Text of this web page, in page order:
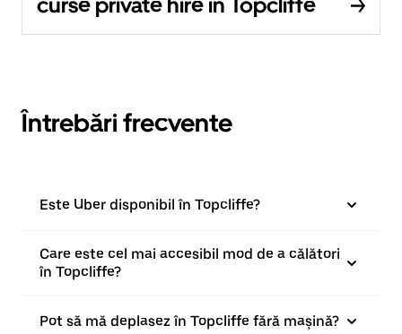
Întrebări frecvente
Este Uber disponibil în Topcliffe?
Care este cel mai accesibil mod de a călători
în Topcliffe?
Pot să mă deplasez în Topcliffe fără mașină?